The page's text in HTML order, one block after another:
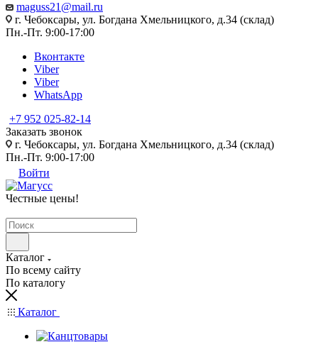
maguss21@mail.ru
г. Чебоксары, ул. Богдана Хмельницкого, д.34 (склад)
Пн.-Пт. 9:00-17:00
Вконтакте
Viber
Viber
WhatsApp
+7 952 025-82-14
Заказать звонок
г. Чебоксары, ул. Богдана Хмельницкого, д.34 (склад)
Пн.-Пт. 9:00-17:00
Войти
Честные цены!
Каталог
По всему сайту
По каталогу
Каталог